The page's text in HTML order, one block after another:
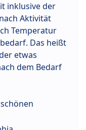
inklusive der
Aktivität
Temperatur
Das heißt
etwas
dem Bedarf